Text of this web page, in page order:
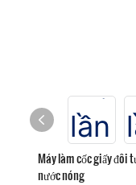
Máy làm cốc giấy đôi
nước nóng